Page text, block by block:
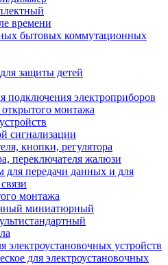
времени
бытовых коммутационных
защиты детей
подключения электроприборов
монтажа
сигнализации
кнопки, регулятора
переключателя жалюзи
для передачи данных и для
монтажа
миниатюрный
электроустановочных устройств
для электроустановочных